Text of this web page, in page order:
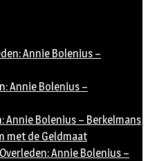
Annie Bolenius –
Annie Bolenius –
Annie Bolenius – Berkelmans
met de Geldmaat
Overleden: Annie Bolenius –